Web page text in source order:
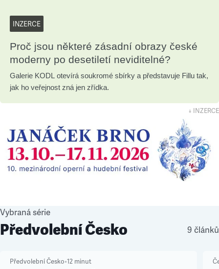
INZERCE
Proč jsou některé zásadní obrazy české
moderny po desetiletí neviditelné?
Galerie KODL otevírá soukromé sbírky a představuje Fillu tak,
jak ho veřejnost zná jen zřídka.
↓ INZERCE
Vybraná série
Předvolební Česko 9 článků
Předvolební Česko•12 minut